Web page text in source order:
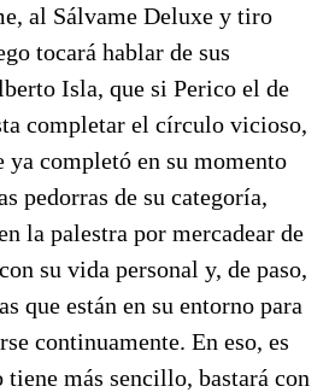
al Sálvame Deluxe y tiro
tocará hablar de sus
Isla, que si Perico el de
completar el círculo vicioso,
ya completó en su momento
pedorras de su categoría,
la palestra por mercadear de
su vida personal y, de paso,
que están en su entorno para
continuamente. En eso, es
más sencillo, bastará con